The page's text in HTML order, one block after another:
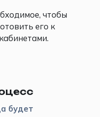
чтобы
его к
будет